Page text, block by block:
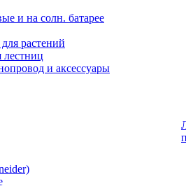
и на солн. батарее
растений
лестниц
и аксессуары